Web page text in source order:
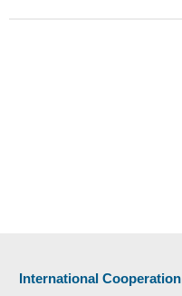
International Cooperation